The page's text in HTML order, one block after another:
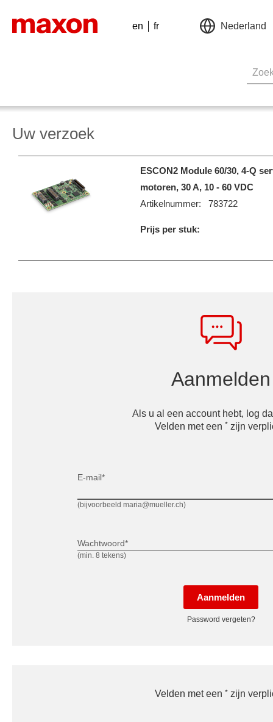
en fr Nederland
Uw verzoek
ESCON2 Module 60/30, 4-Q
motoren, 30 A, 10 - 60 VDC
Artikelnummer:
783722
Prijs per stuk:
Aanmelden
Als u al een account hebt, log
Velden met een * zijn
(bijvoorbeeld maria@mueller.ch)
E-mail*
(min. 8 tekens)
Wachtwoord*
Aanmelden
Password vergeten?
Velden met een * zijn